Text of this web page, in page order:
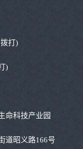
打)
)
命科技产业园
道昭义路166号